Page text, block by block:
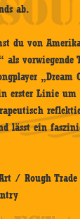
ab.
du von
als
„Dream
erster Linie um
lässt ein
/ Rough Trade